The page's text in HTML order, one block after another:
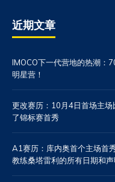
近期文章
IMOCO下一代营地的热潮：
明星营！
更改赛历：10月4日首场主
了锦标赛首秀
A1赛历：库内奥首个主场首
教练桑塔雷利的所有日期和